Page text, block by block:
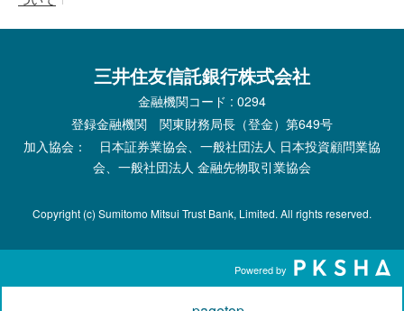
三井住友信託銀行株式会社
金融機関コード : 0294
登録金融機関 関東財務局長（登金）第649号
加入協会： 日本証券業協会、一般社団法人 日本投資顧問業協
会、一般社団法人 金融先物取引業協会
Copyright (c) Sumitomo Mitsui Trust Bank, Limited. All rights reserved.
Powered by